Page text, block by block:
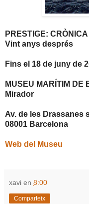
PRESTIGE:
Vint anys després
Fins el 18 de juny de
MUSEU MARÍTIM DE
Mirador
Av. de les Drassanes
08001 Barcelona
Web del Museu
xavi en 8:00
Comparteix